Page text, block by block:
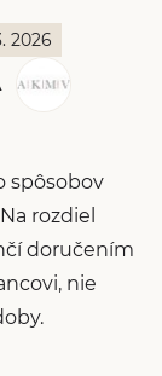
2026
spôsobov
rozdiel
doručením
nie